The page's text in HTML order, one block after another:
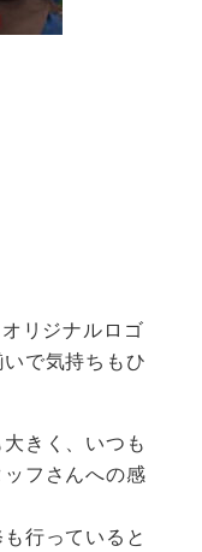
リジナルロゴ
で気持ちもひ
きく、いつも
フさんへの感
行っていると